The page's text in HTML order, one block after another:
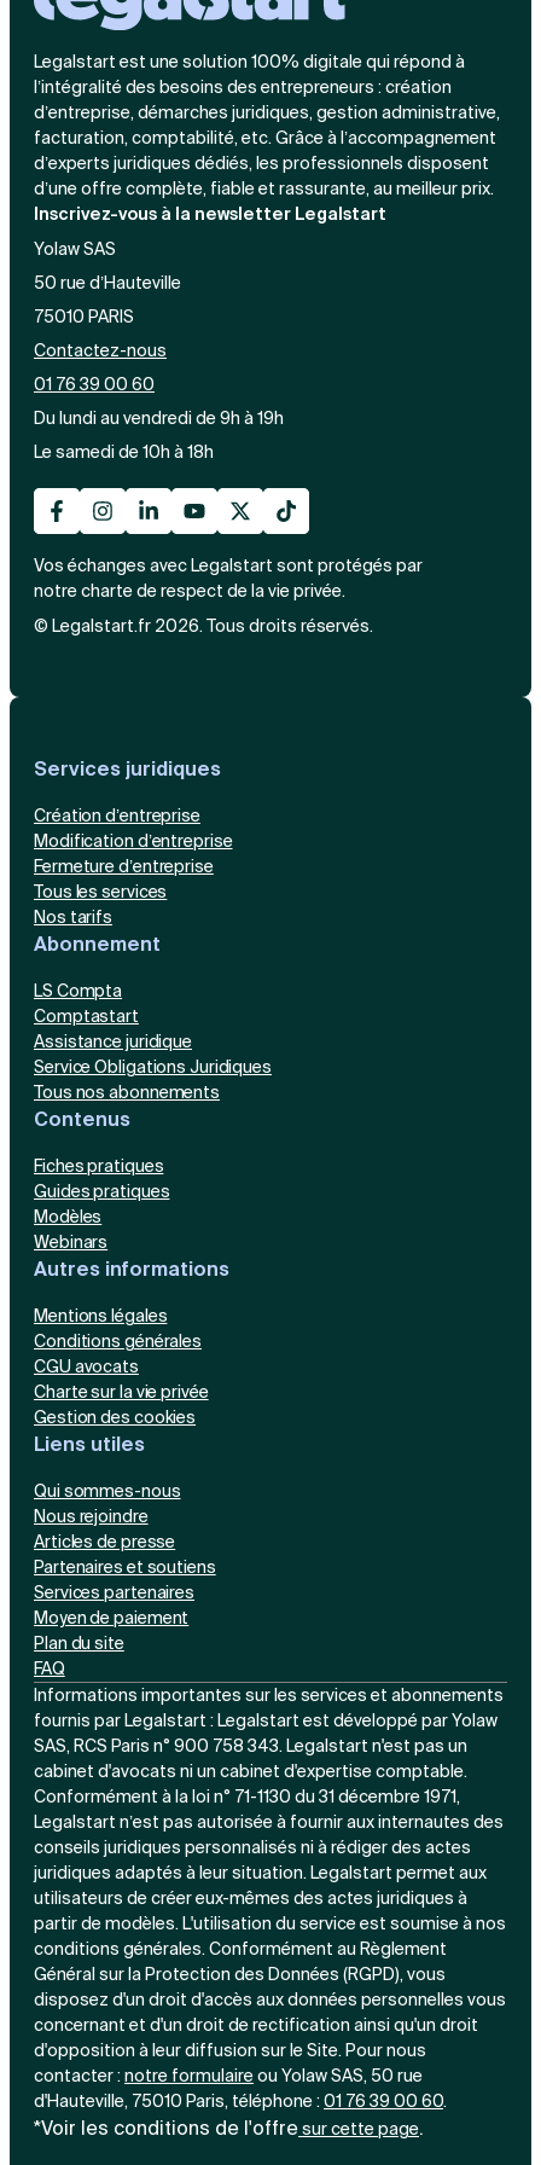
Toutes les modifications
Je souhaite être accompagné
Découvrez notre cabinet d'expertise
comptable LS Compta
Création d'EURL
Création de SARL
Création de SAS
Création de SCI
Création d'association
Aides à la création d’entreprise
Ouverture compte pro
Fermeture d’une entreprise
Création d'entreprise
Legalstart est une solution 100% digitale qui répond à
l’intégralité des besoins des entrepreneurs : création
d’entreprise, démarches juridiques, gestion administrative,
facturation, comptabilité, etc. Grâce à l’accompagnement
d’experts juridiques dédiés, les professionnels disposent
d’une offre complète, fiable et rassurante, au meilleur prix.
Inscrivez-vous à la newsletter Legalstart
Yolaw SAS
50 rue d’Hauteville
75010 PARIS
Contactez-nous
01 76 39 00 60
Du lundi au vendredi de 9h à 19h
Le samedi de 10h à 18h
Vos échanges avec Legalstart sont protégés par
notre charte de respect de la vie privée.
© Legalstart.fr 2026. Tous droits réservés.
Services juridiques
Création d’entreprise
Modification d’entreprise
Fermeture d’entreprise
Tous les services
Nos tarifs
Abonnement
LS Compta
Comptastart
Assistance juridique
Service Obligations Juridiques
Tous nos abonnements
Contenus
Fiches pratiques
Guides pratiques
Modèles
Webinars
Autres informations
Mentions légales
Conditions générales
CGU avocats
Charte sur la vie privée
Gestion des cookies
Liens utiles
Qui sommes-nous
Nous rejoindre
Articles de presse
Partenaires et soutiens
Services partenaires
Moyen de paiement
Plan du site
FAQ
Informations importantes sur les services et abonnements
fournis par Legalstart : Legalstart est développé par Yolaw
SAS, RCS Paris n° 900 758 343. Legalstart n'est pas un
cabinet d'avocats ni un cabinet d'expertise comptable.
Conformément à la loi n° 71-1130 du 31 décembre 1971,
Legalstart n’est pas autorisée à fournir aux internautes des
conseils juridiques personnalisés ni à rédiger des actes
juridiques adaptés à leur situation. Legalstart permet aux
utilisateurs de créer eux-mêmes des actes juridiques à
partir de modèles. L'utilisation du service est soumise à nos
conditions générales. Conformément au Règlement
Général sur la Protection des Données (RGPD), vous
disposez d'un droit d'accès aux données personnelles vous
concernant et d'un droit de rectification ainsi qu'un droit
d'opposition à leur diffusion sur le Site. Pour nous
contacter : notre formulaireou Yolaw SAS, 50 rue
d'Hauteville, 75010 Paris, téléphone : 01 76 39 00 60.
*Voir les conditions de l'offresur cette page.